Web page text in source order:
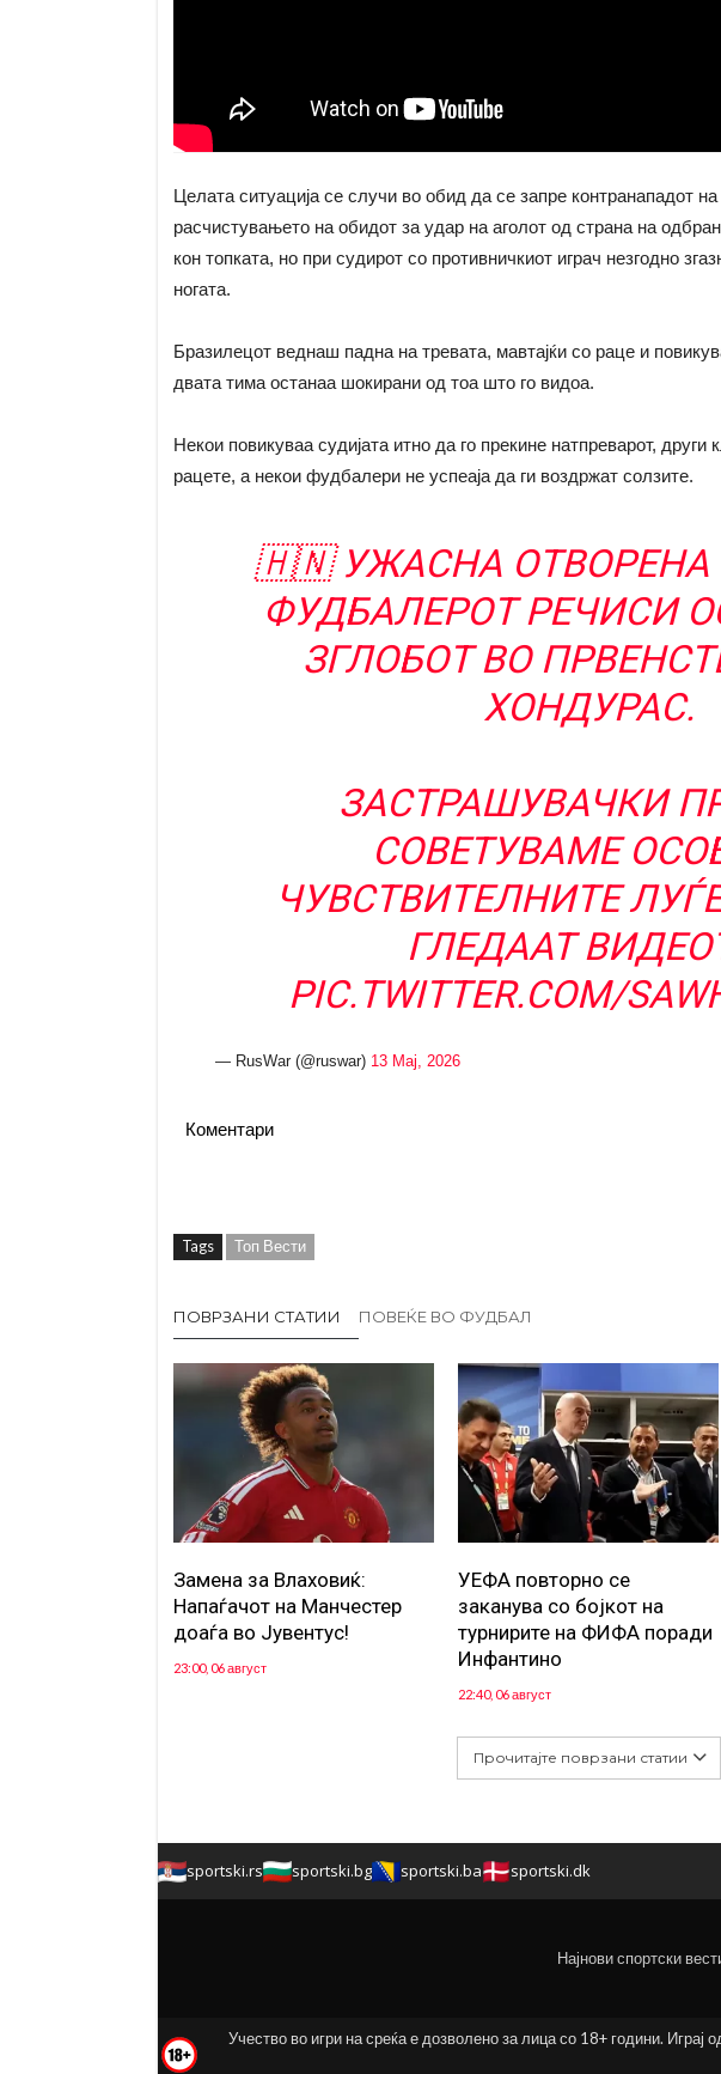
Целата ситуација се случи во обид да се запре контранападот
расчистувањето на обидот за удар на аголот од страна на
кон топката, но при судирот со противничкиот играч незгодно
ногата.
Бразилецот веднаш падна на тревата, мавтајќи со раце и
двата тима останаа шокирани од тоа што го видоа.
Некои повикуваа судијата итно да го прекине натпреварот, други
рацете, а некои фудбалери не успеаја да ги воздржат солзите.
🇭🇳 УЖАСНА ОТВОРЕНА
ФУДБАЛЕРОТ РЕЧИСИ
ЗГЛОБОТ ВО
ХОНДУРАС.
ЗАСТРАШУВАЧКИ
СОВЕТУВАМЕ
ЧУВСТВИТЕЛНИТЕ
ГЛЕДААТ
PIC.TWITTER.COM/
— RusWar (@ruswar) 13 Мај, 2026
Коментари
Tags Топ Вести
ПОВРЗАНИ СТАТИИ ПОВЕЌЕ ВО ФУДБАЛ
Замена за Влаховиќ:
Напаѓачот на Манчестер
доаѓа во Јувентус!
23:00, 06 август
УЕФА повторно се
заканува со бојкот на
турнирите на ФИФА поради
Инфантино
22:40, 06 август
Прочитајте поврзани статии
sportski.rs sportski.bg sportski.ba sportski.dk
Најнови спортски
Учество во игри на среќа е дозволено за лица со 18+ години. Играј